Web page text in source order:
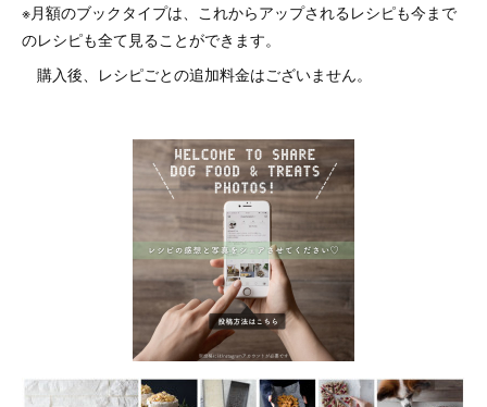
※月額のブックタイプは、これからアップされるレシピも今まで
のレシピも全て見ることができます。
購入後、レシピごとの追加料金はございません。